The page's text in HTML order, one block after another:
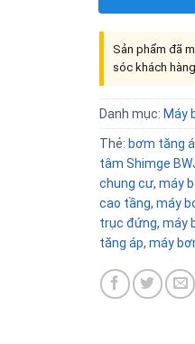
Sản phẩm đã
sóc khách hàng
Danh mục: Máy
Thẻ: bơm tăng
tâm Shimge
chung cư, máy
cao tầng, máy
trục đứng, máy
tăng áp, máy